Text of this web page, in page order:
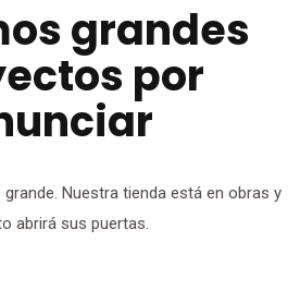
grandes
por
Nuestra tienda está en obras y
abrirá sus puertas.